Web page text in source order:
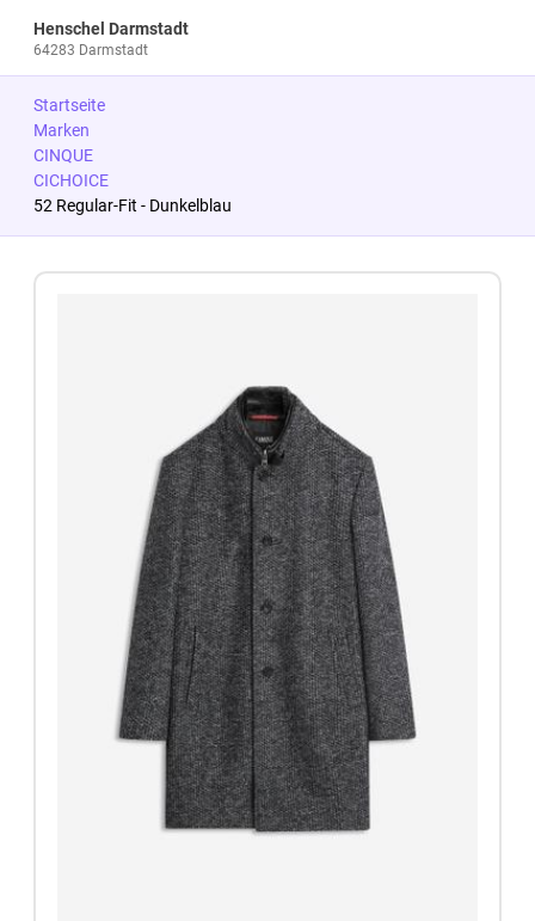
Henschel Darmstadt
64283 Darmstadt
Startseite
Marken
CINQUE
CICHOICE
52 Regular-Fit - Dunkelblau